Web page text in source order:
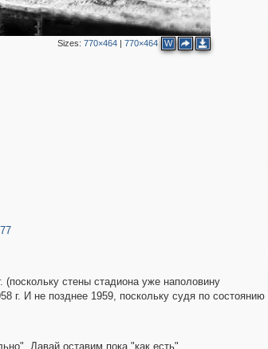
Sizes: 770×464| 770×464 W
стены стадиона уже наполовину
г. И не позднее 1959, поскольку судя по состоянию
Давай оставим пока "как есть".